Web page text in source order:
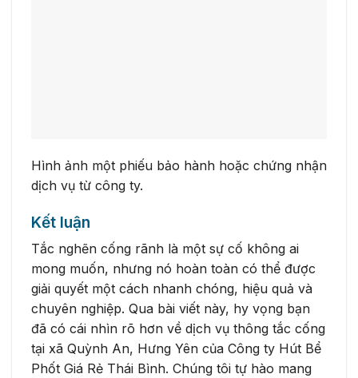
Hình ảnh một phiếu bảo hành hoặc chứng nhận
dịch vụ từ công ty.
Kết luận
Tắc nghẽn cống rãnh là một sự cố không ai
mong muốn, nhưng nó hoàn toàn có thể được
giải quyết một cách nhanh chóng, hiệu quả và
chuyên nghiệp. Qua bài viết này, hy vọng bạn
đã có cái nhìn rõ hơn về dịch vụ thông tắc cống
tại xã Quỳnh An, Hưng Yên của Công ty Hút Bể
Phốt Giá Rẻ Thái Bình. Chúng tôi tự hào mang